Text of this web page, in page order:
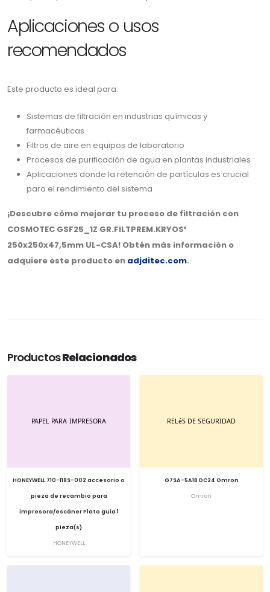
Aplicaciones o usos
recomendados
Este producto es ideal para:
Sistemas de filtración en industrias químicas y
farmacéuticas
Filtros de aire en equipos de laboratorio
Procesos de purificación de agua en plantas industriales
Aplicaciones donde la retención de partículas es crucial
para el rendimiento del sistema
¡Descubre cómo mejorar tu proceso de filtración con
COSMOTEC GSF25_1Z GR.FILTPREM.KRYOS³
250x250x47,5mm UL-CSA! Obtén más información o
adquiere este producto en adjditec.com.
ProductosRelacionados
HONEYWELL 710-118S-002 accesorio o
pieza de recambio para
impresora/escáner Plato guía 1
pieza(s)
HONEYWELL
G7SA-5A1B DC24 Omron
Omron